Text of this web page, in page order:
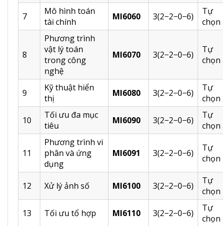
7
Mô hình toán
tài chính
MI6060 3(2−2−0−6)
Tự
chọn
8
Phương trình
vật lý toán
trong công
nghệ
MI6070 3(2−2−0−6)
Tự
chọn
9
Kỹ thuật hiển
thị
MI6080 3(2−2−0−6)
Tự
chọn
10
Tối ưu đa mục
tiêu
MI6090 3(2−2−0−6)
Tự
chọn
11
Phương trình vi
phân và ứng
dụng
MI6091 3(2−2−0−6)
Tự
chọn
12 Xử lý ảnh số MI6100 3(2−2−0−6)
Tự
chọn
13
Tối ưu tổ hợp MI6110 3(2−2−0−6)
Tự
chọn